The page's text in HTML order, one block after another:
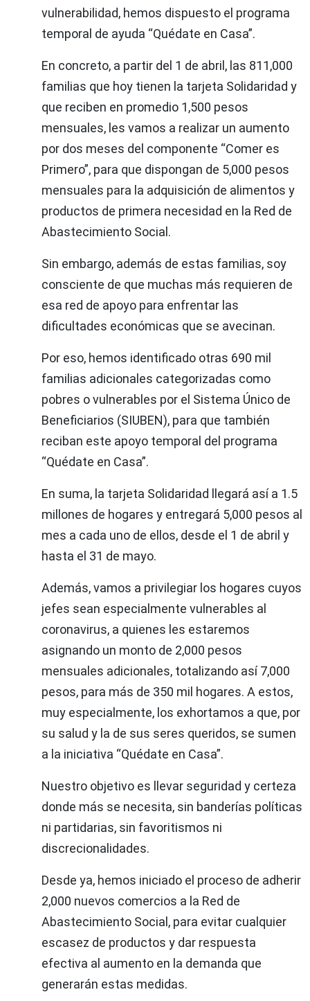
vulnerabilidad, hemos dispuesto el programa
temporal de ayuda “Quédate en Casa”.
En concreto, a partir del 1 de abril, las 811,000
familias que hoy tienen la tarjeta Solidaridad y
que reciben en promedio 1,500 pesos
mensuales, les vamos a realizar un aumento
por dos meses del componente “Comer es
Primero”, para que dispongan de 5,000 pesos
mensuales para la adquisición de alimentos y
productos de primera necesidad en la Red de
Abastecimiento Social.
Sin embargo, además de estas familias, soy
consciente de que muchas más requieren de
esa red de apoyo para enfrentar las
dificultades económicas que se avecinan.
Por eso, hemos identificado otras 690 mil
familias adicionales categorizadas como
pobres o vulnerables por el Sistema Único de
Beneficiarios (SIUBEN), para que también
reciban este apoyo temporal del programa
“Quédate en Casa”.
En suma, la tarjeta Solidaridad llegará así a 1.5
millones de hogares y entregará 5,000 pesos al
mes a cada uno de ellos, desde el 1 de abril y
hasta el 31 de mayo.
Además, vamos a privilegiar los hogares cuyos
jefes sean especialmente vulnerables al
coronavirus, a quienes les estaremos
asignando un monto de 2,000 pesos
mensuales adicionales, totalizando así 7,000
pesos, para más de 350 mil hogares. A estos,
muy especialmente, los exhortamos a que, por
su salud y la de sus seres queridos, se sumen
a la iniciativa “Quédate en Casa”.
Nuestro objetivo es llevar seguridad y certeza
donde más se necesita, sin banderías políticas
ni partidarias, sin favoritismos ni
discrecionalidades.
Desde ya, hemos iniciado el proceso de adherir
2,000 nuevos comercios a la Red de
Abastecimiento Social, para evitar cualquier
escasez de productos y dar respuesta
efectiva al aumento en la demanda que
generarán estas medidas.